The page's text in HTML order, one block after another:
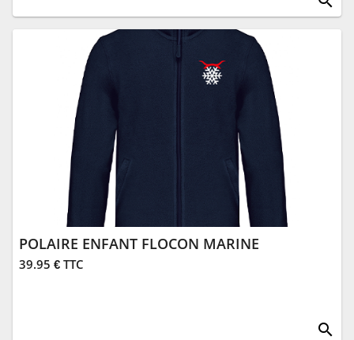
POLAIRE ENFANT FLOCON MARINE
39.95 € TTC
search